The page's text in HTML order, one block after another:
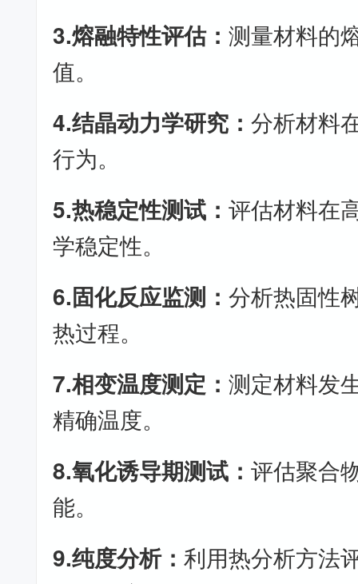
3.熔融特性评估：测量材料的
值。
4.结晶动力学研究：分析材料
行为。
5.热稳定性测试：评估材料在
学稳定性。
6.固化反应监测：分析热固性
热过程。
7.相变温度测定：测定材料发
精确温度。
8.氧化诱导期测试：评估聚合
能。
9.纯度分析：利用热分析方法